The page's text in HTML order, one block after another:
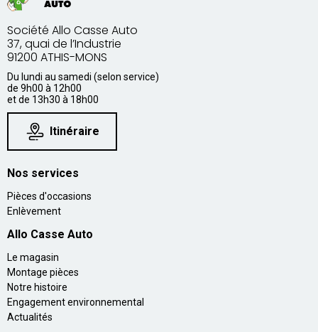
Société Allo Casse Auto
37, quai de l’Industrie
91200 ATHIS-MONS
Du lundi au samedi (selon service)
de 9h00 à 12h00
et de 13h30 à 18h00
Itinéraire
Nos services
Pièces d'occasions
Enlèvement
Allo Casse Auto
Le magasin
Montage pièces
Notre histoire
Engagement environnemental
Actualités